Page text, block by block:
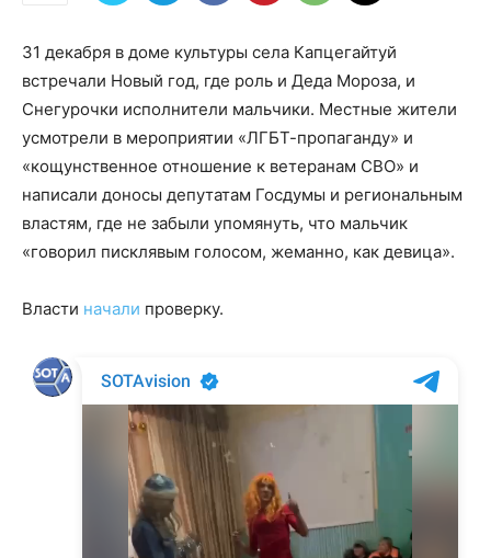
31 декабря в доме культуры села Капцегайтуй
встречали Новый год, где роль и Деда Мороза, и
Снегурочки исполнители мальчики. Местные жители
усмотрели в мероприятии «ЛГБТ-пропаганду» и
«кощунственное отношение к ветеранам СВО» и
написали доносы депутатам Госдумы и региональным
властям, где не забыли упомянуть, что мальчик
«говорил писклявым голосом, жеманно, как девица».
Власти начали проверку.